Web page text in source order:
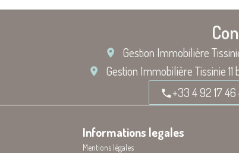
Gestion Immobilière
Gestion Immobilière Tissinie
+33 4 92 17 46
Informations legales
Mentions légales